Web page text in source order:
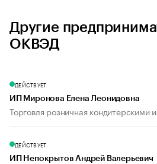
Другие
ОКВЭД
ДЕЙСТВУЕТ
ИП Миронова Елена Леонидовна
Торговля розничная кондитерскими
ДЕЙСТВУЕТ
ИП Непокрытов Андрей Валерьевич